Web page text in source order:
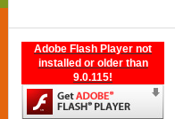
Adobe Flash Player not
installed or older than
9.0.115!